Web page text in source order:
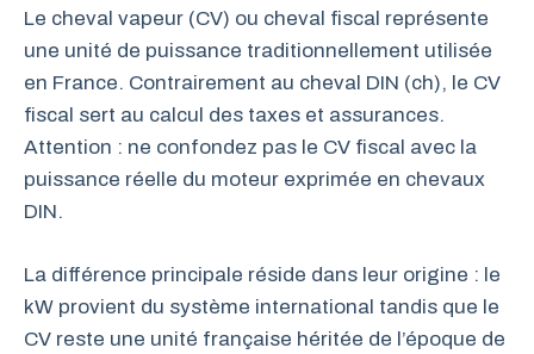
Le cheval vapeur (CV) ou cheval fiscal représente
une unité de puissance traditionnellement utilisée
en France. Contrairement au cheval DIN (ch), le CV
fiscal sert au calcul des taxes et assurances.
Attention : ne confondez pas le CV fiscal avec la
puissance réelle du moteur exprimée en chevaux
DIN.
La différence principale réside dans leur origine : le
kW provient du système international tandis que le
CV reste une unité française héritée de l’époque de